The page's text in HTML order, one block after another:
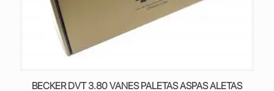
BECKER DVT 3.80 VANES PALETAS ASPAS ALETAS